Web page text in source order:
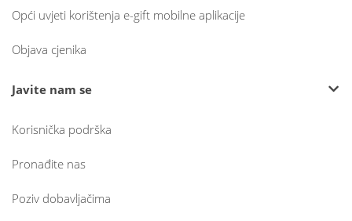
Opći uvjeti korištenja e-gift mobilne aplikacije
Objava cjenika
Javite nam se
Korisnička podrška
Pronađite nas
Poziv dobavljačima